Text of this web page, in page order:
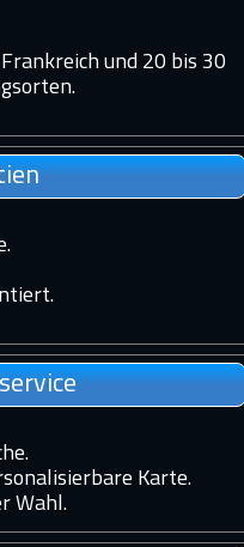
und 20 bis 30
Karte.
Wahl.